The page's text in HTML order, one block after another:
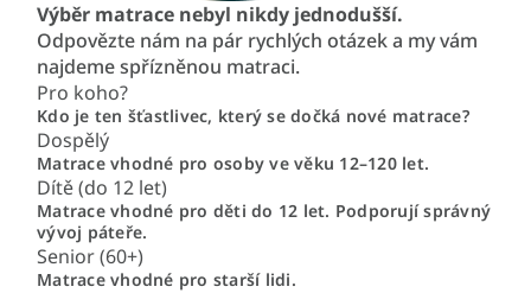
Výběr matrace nebyl nikdy jednodušší.
Odpovězte nám na pár rychlých otázek a my vám
najdeme spřízněnou matraci.
Pro koho?
Kdo je ten šťastlivec, který se dočká nové matrace?
Dospělý
Matrace vhodné pro osoby ve věku 12–120 let.
Dítě (do 12 let)
Matrace vhodné pro děti do 12 let. Podporují správný
vývoj páteře.
Senior (60+)
Matrace vhodné pro starší lidi.